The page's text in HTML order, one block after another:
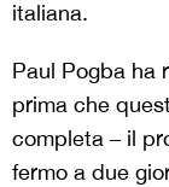
italiana.
Paul Pogba ha
prima che
completa – il
fermo a due